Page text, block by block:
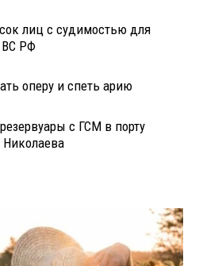
лиц с судимостью для
ВС РФ
оперу и спеть арию
с ГСМ в порту